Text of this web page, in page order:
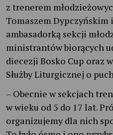
z trenerem
Tomaszem Dypczyńskim
ambasadorką sekcji
ministrantów biorących
diecezji Bosko Cup oraz
Służby Liturgicznej o
– Obecnie w sekcjach
w wieku od 5 do 17 lat.
organizujemy dla nich